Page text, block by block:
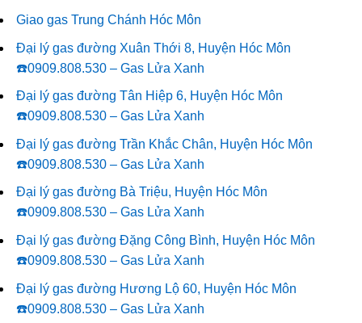
Giao gas Trung Chánh Hóc Môn
Đại lý gas đường Xuân Thới 8, Huyện Hóc Môn
☎️0909.808.530 – Gas Lửa Xanh
Đại lý gas đường Tân Hiệp 6, Huyện Hóc Môn
☎️0909.808.530 – Gas Lửa Xanh
Đại lý gas đường Trần Khắc Chân, Huyện Hóc Môn
☎️0909.808.530 – Gas Lửa Xanh
Đại lý gas đường Bà Triệu, Huyện Hóc Môn
☎️0909.808.530 – Gas Lửa Xanh
Đại lý gas đường Đặng Công Bình, Huyện Hóc Môn
☎️0909.808.530 – Gas Lửa Xanh
Đại lý gas đường Hương Lộ 60, Huyện Hóc Môn
☎️0909.808.530 – Gas Lửa Xanh